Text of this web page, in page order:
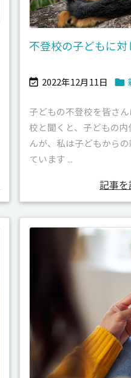
不登校の子どもに対
 2022年12月11日 
子どもの不登校を皆さ
校と聞くと、子どもの
んが、私は子どもから
ています ...
記事を